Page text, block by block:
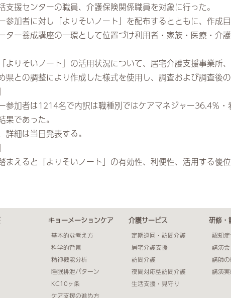
支援センターの職員、介護保険関係職員を対象に行った。
参加者に対し「よりそいノート」を配布するとともに、作成
ター養成講座の一環として位置づけ利用者・家族・医療・介
よりそいノート」の活用状況について、居宅介護支援事業所
県との調整により作成した様式を使用し、調査および調査後の
参加者は1214名で内訳は職種別ではケアマネジャー36.4％
果であった。
詳細は当日発表する。
まえると「よりそいノート」の有効性、利便性、活用する優
キョーメーションケア
基本的な考え方
科学的背景
精神機能分析
睡眠排泄パターン
KC10ヶ条
ケア支援の進め方
介護サービス
定期巡回・訪問介護
居宅介護支援
訪問介護
夜間対応型訪問介護
生活支援・見守り
研修・
認知
講演会
講師
講演